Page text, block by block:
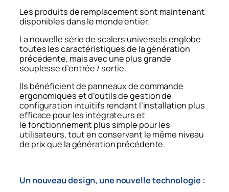
Les produits de remplacement sont maintenant
disponibles dans le monde entier.
La nouvelle série de scalers universels englobe
toutes les caractéristiques de la génération
précédente, mais avec une plus grande
souplesse d’entrée / sortie.
Ils bénéficient de panneaux de commande
ergonomiques et d’outils de gestion de
configuration intuitifs rendant l’installation plus
efficace pour les intégrateurs et
le fonctionnement plus simple pour les
utilisateurs, tout en conservant le même niveau
de prix que la génération précédente.
Un nouveau design, une nouvelle technologie :